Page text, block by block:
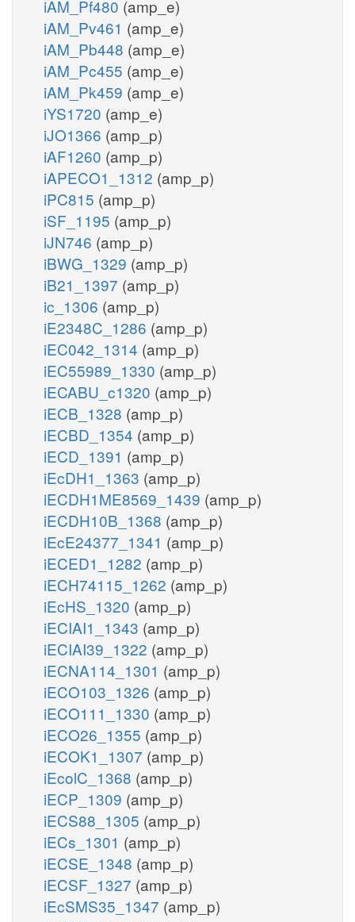
iAM_Pf480 (amp_e)
iAM_Pv461 (amp_e)
iAM_Pb448 (amp_e)
iAM_Pc455 (amp_e)
iAM_Pk459 (amp_e)
iYS1720 (amp_e)
iJO1366 (amp_p)
iAF1260 (amp_p)
iAPECO1_1312 (amp_p)
iPC815 (amp_p)
iSF_1195 (amp_p)
iJN746 (amp_p)
iBWG_1329 (amp_p)
iB21_1397 (amp_p)
ic_1306 (amp_p)
iE2348C_1286 (amp_p)
iEC042_1314 (amp_p)
iEC55989_1330 (amp_p)
iECABU_c1320 (amp_p)
iECB_1328 (amp_p)
iECBD_1354 (amp_p)
iECD_1391 (amp_p)
iEcDH1_1363 (amp_p)
iECDH1ME8569_1439 (amp_p)
iECDH10B_1368 (amp_p)
iEcE24377_1341 (amp_p)
iECED1_1282 (amp_p)
iECH74115_1262 (amp_p)
iEcHS_1320 (amp_p)
iECIAI1_1343 (amp_p)
iECIAI39_1322 (amp_p)
iECNA114_1301 (amp_p)
iECO103_1326 (amp_p)
iECO111_1330 (amp_p)
iECO26_1355 (amp_p)
iECOK1_1307 (amp_p)
iEcolC_1368 (amp_p)
iECP_1309 (amp_p)
iECS88_1305 (amp_p)
iECs_1301 (amp_p)
iECSE_1348 (amp_p)
iECSF_1327 (amp_p)
iEcSMS35_1347 (amp_p)